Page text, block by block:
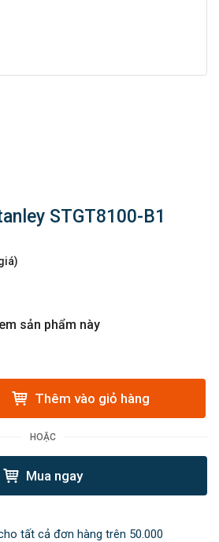
STGT8100-B1
sản phẩm này
Thêm vào giỏ hàng
HOẶC
Mua ngay
tất cả đơn hàng trên 50.000